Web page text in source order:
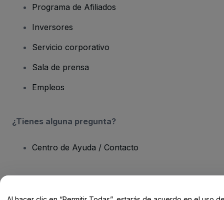
Programa de Afiliados
Inversores
Servicio corporativo
Sala de prensa
Empleos
¿Tienes alguna pregunta?
Centro de Ayuda / Contacto